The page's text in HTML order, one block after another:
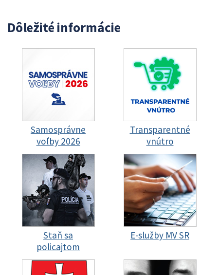
Dôležité informácie
Samosprávne
voľby 2026
Transparentné
vnútro
Staň sa
policajtom
E-služby MV SR